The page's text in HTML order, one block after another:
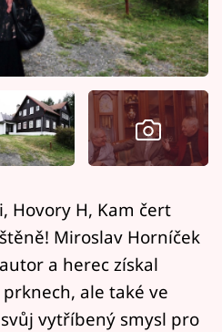
Vary
Hovory H, Kam čert
Miroslav Horníček
a herec získal
ale také ve
vytříbený smysl pro